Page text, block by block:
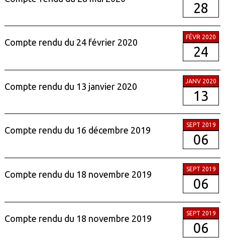
28
Compte rendu du 24 février 2020
FÉVR 2020
24
Compte rendu du 13 janvier 2020
JANV 2020
13
Compte rendu du 16 décembre 2019
SEPT 2019
06
Compte rendu du 18 novembre 2019
SEPT 2019
06
Compte rendu du 18 novembre 2019
SEPT 2019
06